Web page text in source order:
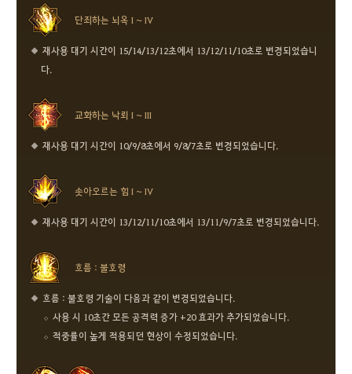
단죄하는 뇌옥 I ~ IV
재사용 대기 시간이 15/14/13/12초에서 13/12/11/10초로 변경되었습니
다.
교화하는 낙뢰 I ~ III
재사용 대기 시간이 10/9/8초에서 9/8/7초로 변경되었습니다.
솟아오르는 힘 I ~ IV
재사용 대기 시간이 13/12/11/10초에서 13/11/9/7초로 변경되었습니다.
흐름 : 불호령
흐름 : 불호령 기술이 다음과 같이 변경되었습니다.
사용 시 10초간 모든 공격력 증가 +20 효과가 추가되었습니다.
적중률이 높게 적용되던 현상이 수정되었습니다.